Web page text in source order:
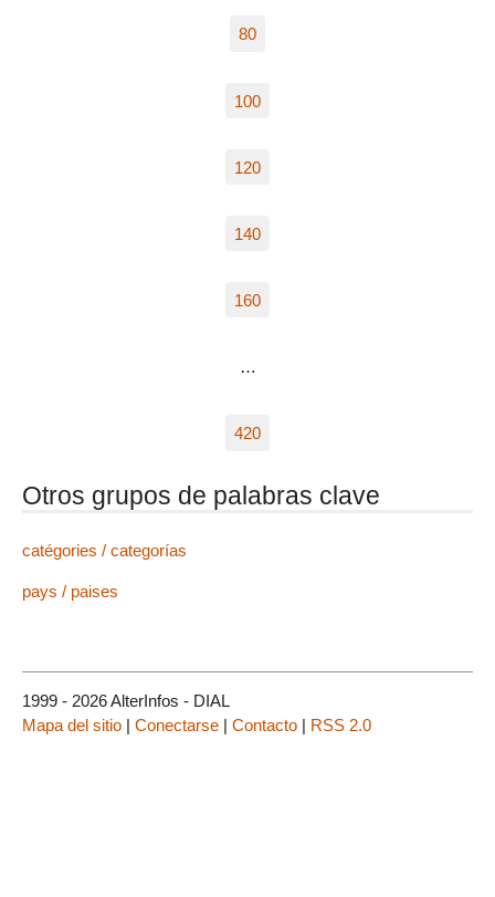
80
100
120
140
160
…
420
Otros grupos de palabras clave
catégories / categorías
pays / paises
1999 - 2026 AlterInfos - DIAL
Mapa del sitio | Conectarse | Contacto | RSS 2.0